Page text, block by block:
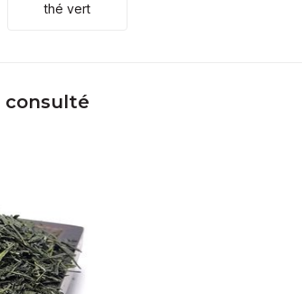
thé vert
consulté